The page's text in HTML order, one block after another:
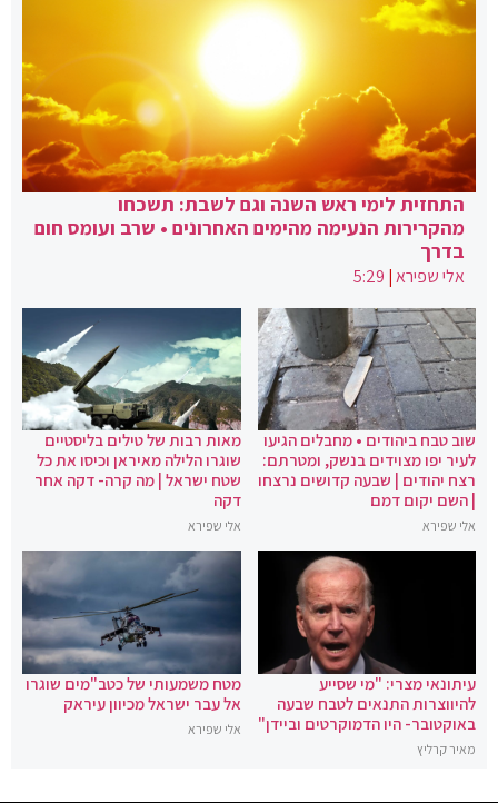
התחזית לימי ראש השנה וגם לשבת: תשכחו
מהקרירות הנעימה מהימים האחרונים • שרב ועומס חום
בדרך
אלי שפירא|
5:29
שוב טבח ביהודים • מחבלים הגיעו
לעיר יפו מצוידים בנשק, ומטרתם:
רצח יהודים | שבעה קדושים נרצחו
| השם יקום דמם
אלי שפירא
מאות רבות של טילים בליסטיים
שוגרו הלילה מאיראן וכיסו את כל
שטח ישראל | מה קרה- דקה אחר
דקה
אלי שפירא
עיתונאי מצרי: "מי שסייע
להיווצרות התנאים לטבח שבעה
באוקטובר- היו הדמוקרטים וביידן"
מאיר קרליץ
מטח משמעותי של כטב"מים שוגרו
אל עבר ישראל מכיוון עיראק
אלי שפירא